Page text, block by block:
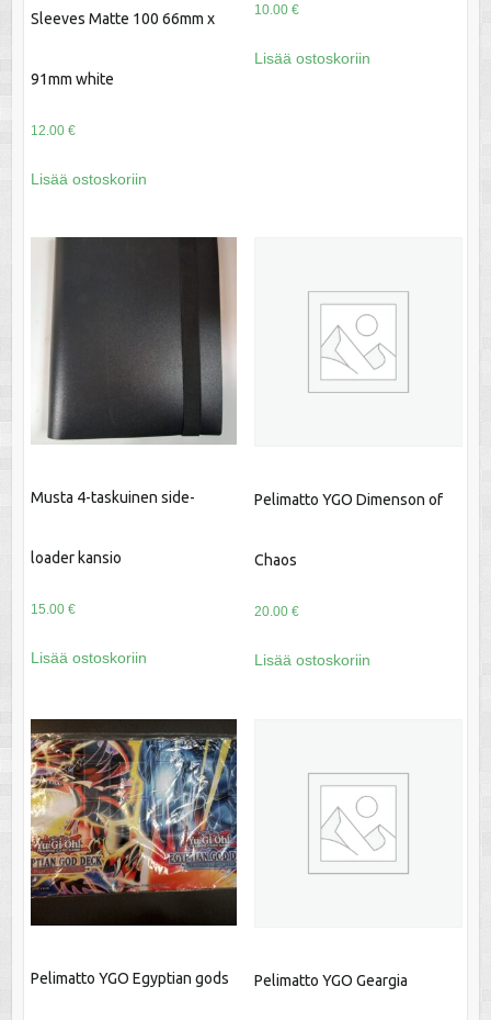
Sleeves Matte 100 66mm x
91mm white
12.00 €
Lisää ostoskoriin
10.00 €
Lisää ostoskoriin
Musta 4-taskuinen side-
loader kansio
15.00 €
Lisää ostoskoriin
Pelimatto YGO Dimenson of
Chaos
20.00 €
Lisää ostoskoriin
Pelimatto YGO Egyptian gods Pelimatto YGO Geargia